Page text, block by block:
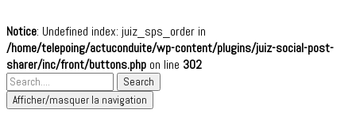
Notice: Undefined index: juiz_sps_order in
/home/telepoing/actuconduite/wp-content/plugins/juiz-social-post-
sharer/inc/front/buttons.php on line 302
Afficher/masquer la navigation